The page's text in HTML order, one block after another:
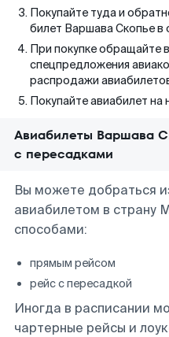
Покупайте туда и
билет Варшава Скопье в
При покупке обращайте
спецпредложения
распродажи
Покупайте авиабилет на
Авиабилеты Варшава
с пересадками
Вы можете добраться
авиабилетом в страну
способами:
прямым рейсом
рейс с пересадкой
Иногда в расписании
чартерные рейсы и